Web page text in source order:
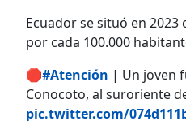
Ecuador se situó en
por cada 100.000
🛑#Atención | Un joven
Conocoto, al suroriente
pic.twitter.com/